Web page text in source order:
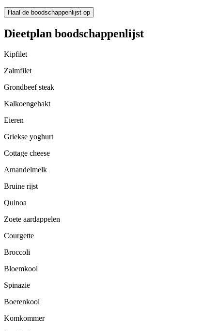
Haal de boodschappenlijst op
Dieetplan boodschappenlijst
Kipfilet
Zalmfilet
Grondbeef steak
Kalkoengehakt
Eieren
Griekse yoghurt
Cottage cheese
Amandelmelk
Bruine rijst
Quinoa
Zoete aardappelen
Courgette
Broccoli
Bloemkool
Spinazie
Boerenkool
Komkommer